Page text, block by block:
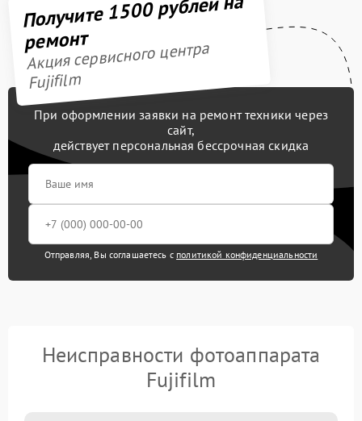
Получите 1500 рублей на
ремонт
Акция сервисного центра
Fujifilm
При оформлении заявки на ремонт техники через
сайт,
действует персональная бессрочная скидка
Отправляя, Вы соглашаетесь с политикой конфиденциальности
Неисправности фотоаппарата
Fujifilm